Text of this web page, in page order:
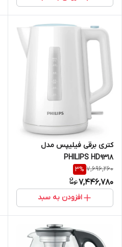
کتری برقی فیلیپس مدل
PHILIPS HD9318
7,696,260
3%
7,446,780
افزودن به سبد